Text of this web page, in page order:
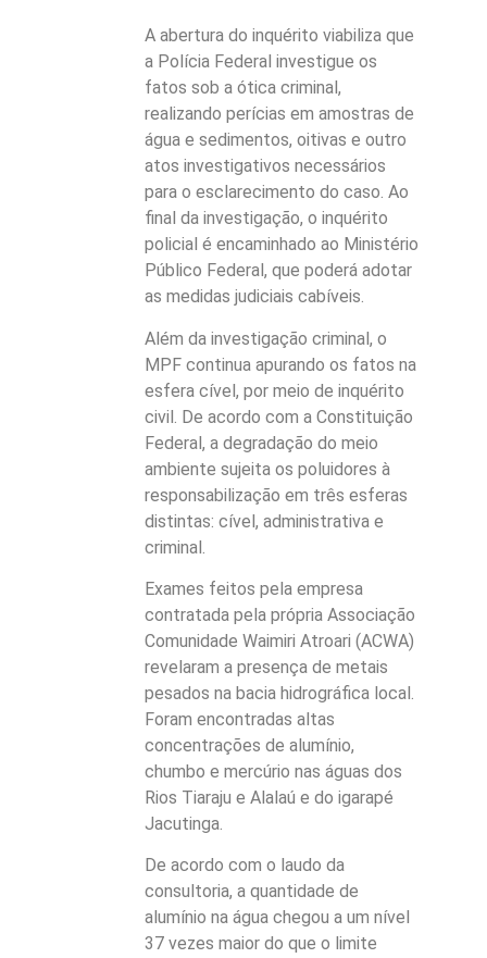
A abertura do inquérito viabiliza que
a Polícia Federal investigue os
fatos sob a ótica criminal,
realizando perícias em amostras de
água e sedimentos, oitivas e outro
atos investigativos necessários
para o esclarecimento do caso. Ao
final da investigação, o inquérito
policial é encaminhado ao Ministério
Público Federal, que poderá adotar
as medidas judiciais cabíveis.
Além da investigação criminal, o
MPF continua apurando os fatos na
esfera cível, por meio de inquérito
civil. De acordo com a Constituição
Federal, a degradação do meio
ambiente sujeita os poluidores à
responsabilização em três esferas
distintas: cível, administrativa e
criminal.
Exames feitos pela empresa
contratada pela própria Associação
Comunidade Waimiri Atroari (ACWA)
revelaram a presença de metais
pesados na bacia hidrográfica local.
Foram encontradas altas
concentrações de alumínio,
chumbo e mercúrio nas águas dos
Rios Tiaraju e Alalaú e do igarapé
Jacutinga.
De acordo com o laudo da
consultoria, a quantidade de
alumínio na água chegou a um nível
37 vezes maior do que o limite